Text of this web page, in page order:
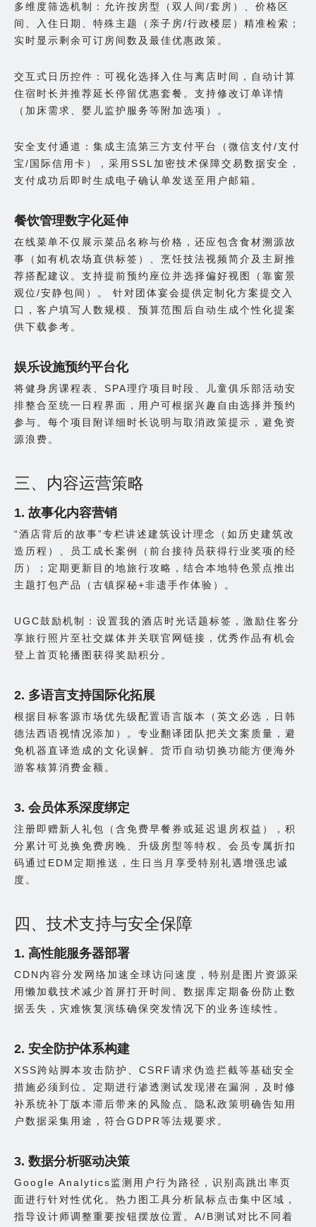
多维度筛选机制：允许按房型（双人间/套房）、价格区
间、入住日期、特殊主题（亲子房/行政楼层）精准检索；
实时显示剩余可订房间数及最佳优惠政策。
交互式日历控件：可视化选择入住与离店时间，自动计算
住宿时长并推荐延长停留优惠套餐。支持修改订单详情
（加床需求、婴儿监护服务等附加选项）。
安全支付通道：集成主流第三方支付平台（微信支付/支付
宝/国际信用卡），采用SSL加密技术保障交易数据安全，
支付成功后即时生成电子确认单发送至用户邮箱。
餐饮管理数字化延伸
在线菜单不仅展示菜品名称与价格，还应包含食材溯源故
事（如有机农场直供标签）、烹饪技法视频简介及主厨推
荐搭配建议。支持提前预约座位并选择偏好视图（靠窗景
观位/安静包间）。 针对团体宴会提供定制化方案提交入
口，客户填写人数规模、预算范围后自动生成个性化提案
供下载参考。
娱乐设施预约平台化
将健身房课程表、SPA理疗项目时段、儿童俱乐部活动安
排整合至统一日程界面，用户可根据兴趣自由选择并预约
参与。每个项目附详细时长说明与取消政策提示，避免资
源浪费。
三、内容运营策略
1. 故事化内容营销
“酒店背后的故事”专栏讲述建筑设计理念（如历史建筑改
造历程）、员工成长案例（前台接待员获得行业奖项的经
历）；定期更新目的地旅行攻略，结合本地特色景点推出
主题打包产品（古镇探秘+非遗手作体验）。
UGC鼓励机制：设置我的酒店时光话题标签，激励住客分
享旅行照片至社交媒体并关联官网链接，优秀作品有机会
登上首页轮播图获得奖励积分。
2. 多语言支持国际化拓展
根据目标客源市场优先级配置语言版本（英文必选，日韩
德法西语视情况添加）。专业翻译团队把关文案质量，避
免机器直译造成的文化误解。货币自动切换功能方便海外
游客核算消费金额。
3. 会员体系深度绑定
注册即赠新人礼包（含免费早餐券或延迟退房权益），积
分累计可兑换免费房晚、升级房型等特权。会员专属折扣
码通过EDM定期推送，生日当月享受特别礼遇增强忠诚
度。
四、技术支持与安全保障
1. 高性能服务器部署
CDN内容分发网络加速全球访问速度，特别是图片资源采
用懒加载技术减少首屏打开时间。数据库定期备份防止数
据丢失，灾难恢复演练确保突发情况下的业务连续性。
2. 安全防护体系构建
XSS跨站脚本攻击防护、CSRF请求伪造拦截等基础安全
措施必须到位。定期进行渗透测试发现潜在漏洞，及时修
补系统补丁版本滞后带来的风险点。隐私政策明确告知用
户数据采集用途，符合GDPR等法规要求。
3. 数据分析驱动决策
Google Analytics监测用户行为路径，识别高跳出率页
面进行针对性优化。热力图工具分析鼠标点击集中区域，
指导设计师调整重要按钮摆放位置。A/B测试对比不同着